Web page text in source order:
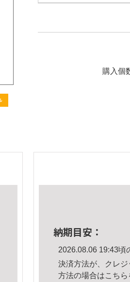
購入個
納期目安：
2026.08.06 19:43頃
決済方法が、クレ
方法の場合はこちら